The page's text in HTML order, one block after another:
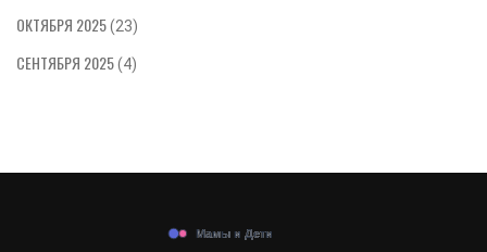
ОКТЯБРЯ 2025(23)
СЕНТЯБРЯ 2025(4)